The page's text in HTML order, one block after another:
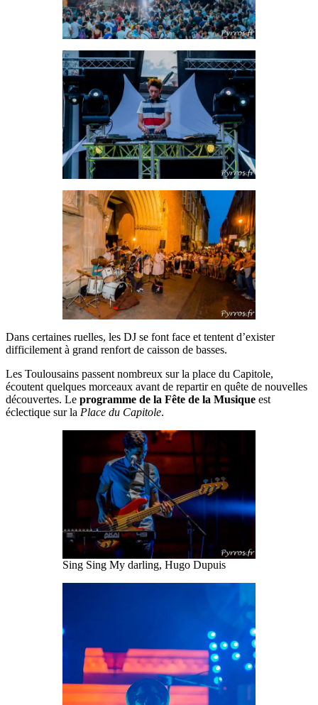
Dans certaines ruelles, les DJ se font face et tentent d’exister
difficilement à grand renfort de caisson de basses.
Les Toulousains passent nombreux sur la place du Capitole,
écoutent quelques morceaux avant de repartir en quête de nouvelles
découvertes. Le programme de la Fête de la Musique est
éclectique sur la Place du Capitole.
Sing Sing My darling, Hugo Dupuis